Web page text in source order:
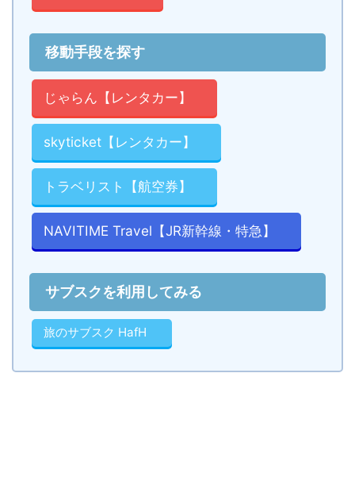
移動手段を探す
じゃらん【レンタカー】
skyticket【レンタカー】
トラベリスト【航空券】
NAVITIME Travel【JR新幹線・特急】
サブスクを利用してみる
旅のサブスク HafH